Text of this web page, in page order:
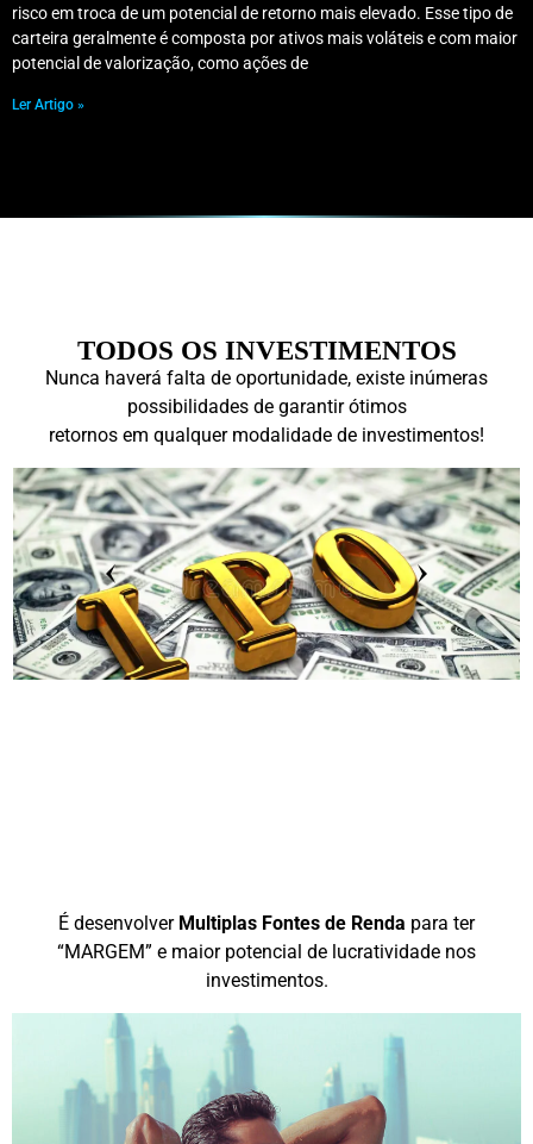
risco em troca de um potencial de retorno mais elevado. Esse tipo de
carteira geralmente é composta por ativos mais voláteis e com maior
potencial de valorização, como ações de
Ler Artigo »
TODOS OS INVESTIMENTOS
Nunca haverá falta de oportunidade, existe inúmeras
possibilidades de garantir ótimos
retornos em qualquer modalidade de investimentos!
É desenvolver Multiplas Fontes de Renda para ter
“MARGEM” e maior potencial de lucratividade nos
investimentos.